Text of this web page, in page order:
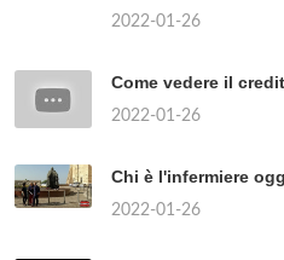
2022-01-26
Come vedere il
2022-01-26
Chi è l'infermiere
2022-01-26